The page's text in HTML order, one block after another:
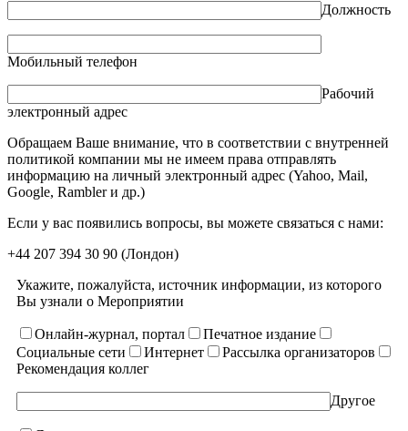
Должность
Мобильный телефон
Рабочий
электронный адрес
Обращаем Ваше внимание, что в соответствии с внутренней
политикой компании мы не имеем права отправлять
информацию на личный электронный адрес (Yahoo, Mail,
Google, Rambler и др.)
Если у вас появились вопросы, вы можете связаться с нами:
+44 207 394 30 90 (Лондон)
Укажите, пожалуйста, источник информации, из которого
Вы узнали о Мероприятии
Онлайн-журнал, портал
Печатное издание
Социальные сети
Интернет
Рассылка организаторов
Рекомендация коллег
Другое